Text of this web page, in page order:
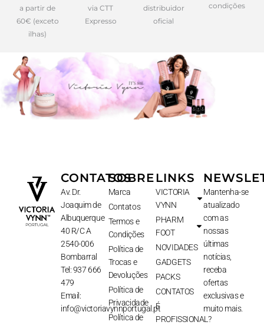
a partir de
60€ (exceto
ilhas)
via CTT
Expresso
distribuidor
oficial
condições
CONTATOS
Av. Dr.
Joaquim de
Albuquerque
40 R/C A
2540-006
Bombarral
Tel: 937 666
479
Email:
info@victoriavynnportugal.pt
SOBRE
Marca
Contatos
Termos e
Condições
Política de
Trocas e
Devoluções
Política de
Privacidade
Política de
LINKS
VICTORIA
VYNN
PHARM
FOOT
NOVIDADES
GADGETS
PACKS
CONTATOS
É
PROFISSIONAL?
Mantenha-se
atualizado
com as
nossas
últimas
notícias,
receba
ofertas
exclusivas e
muito mais.